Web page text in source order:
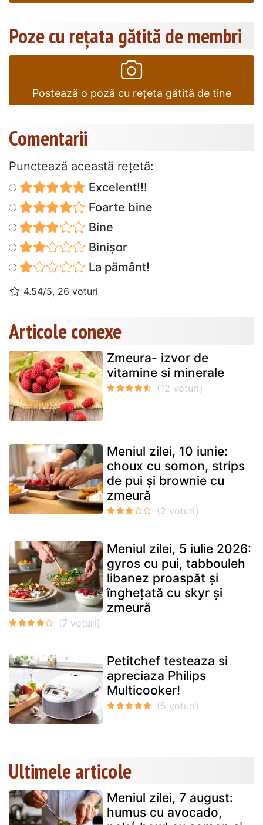
Poze cu rețata gătită de membri
Postează o poză cu rețeta gătită de tine
Comentarii
Punctează această reţetă:
Excelent!!!
Foarte bine
Bine
Binișor
La pământ!
4.54/5, 26 voturi
Articole conexe
Zmeura- izvor de
vitamine si minerale
Meniul zilei, 10 iunie:
choux cu somon, strips
de pui și brownie cu
zmeură
Meniul zilei, 5 iulie 2026:
gyros cu pui, tabbouleh
libanez proaspăt și
înghețată cu skyr și
zmeură
Petitchef testeaza si
apreciaza Philips
Multicooker!
Ultimele articole
Meniul zilei, 7 august:
humus cu avocado,